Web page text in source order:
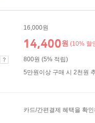
16,000원
14,400원 (10% 할
800원 (5% 적립)
5만원이상 구매 시 2천원
카드/간편결제 혜택을 확